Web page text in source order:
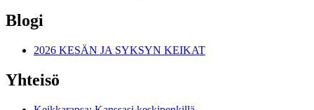
Blogi
2026 KESÄN JA SYKSYN KEIKAT
Yhteisö